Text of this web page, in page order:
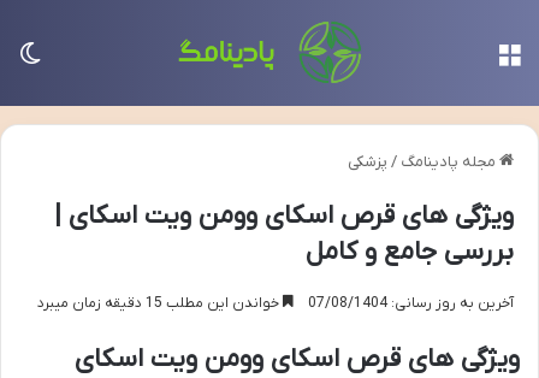
مجله پادینامگ / پزشکی
ویژگی های قرص اسکای وومن ویت اسکای |
بررسی جامع و کامل
آخرین به روز رسانی: 07/08/1404 خواندن این مطلب 15 دقیقه زمان میبرد
ویژگی های قرص اسکای وومن ویت اسکای